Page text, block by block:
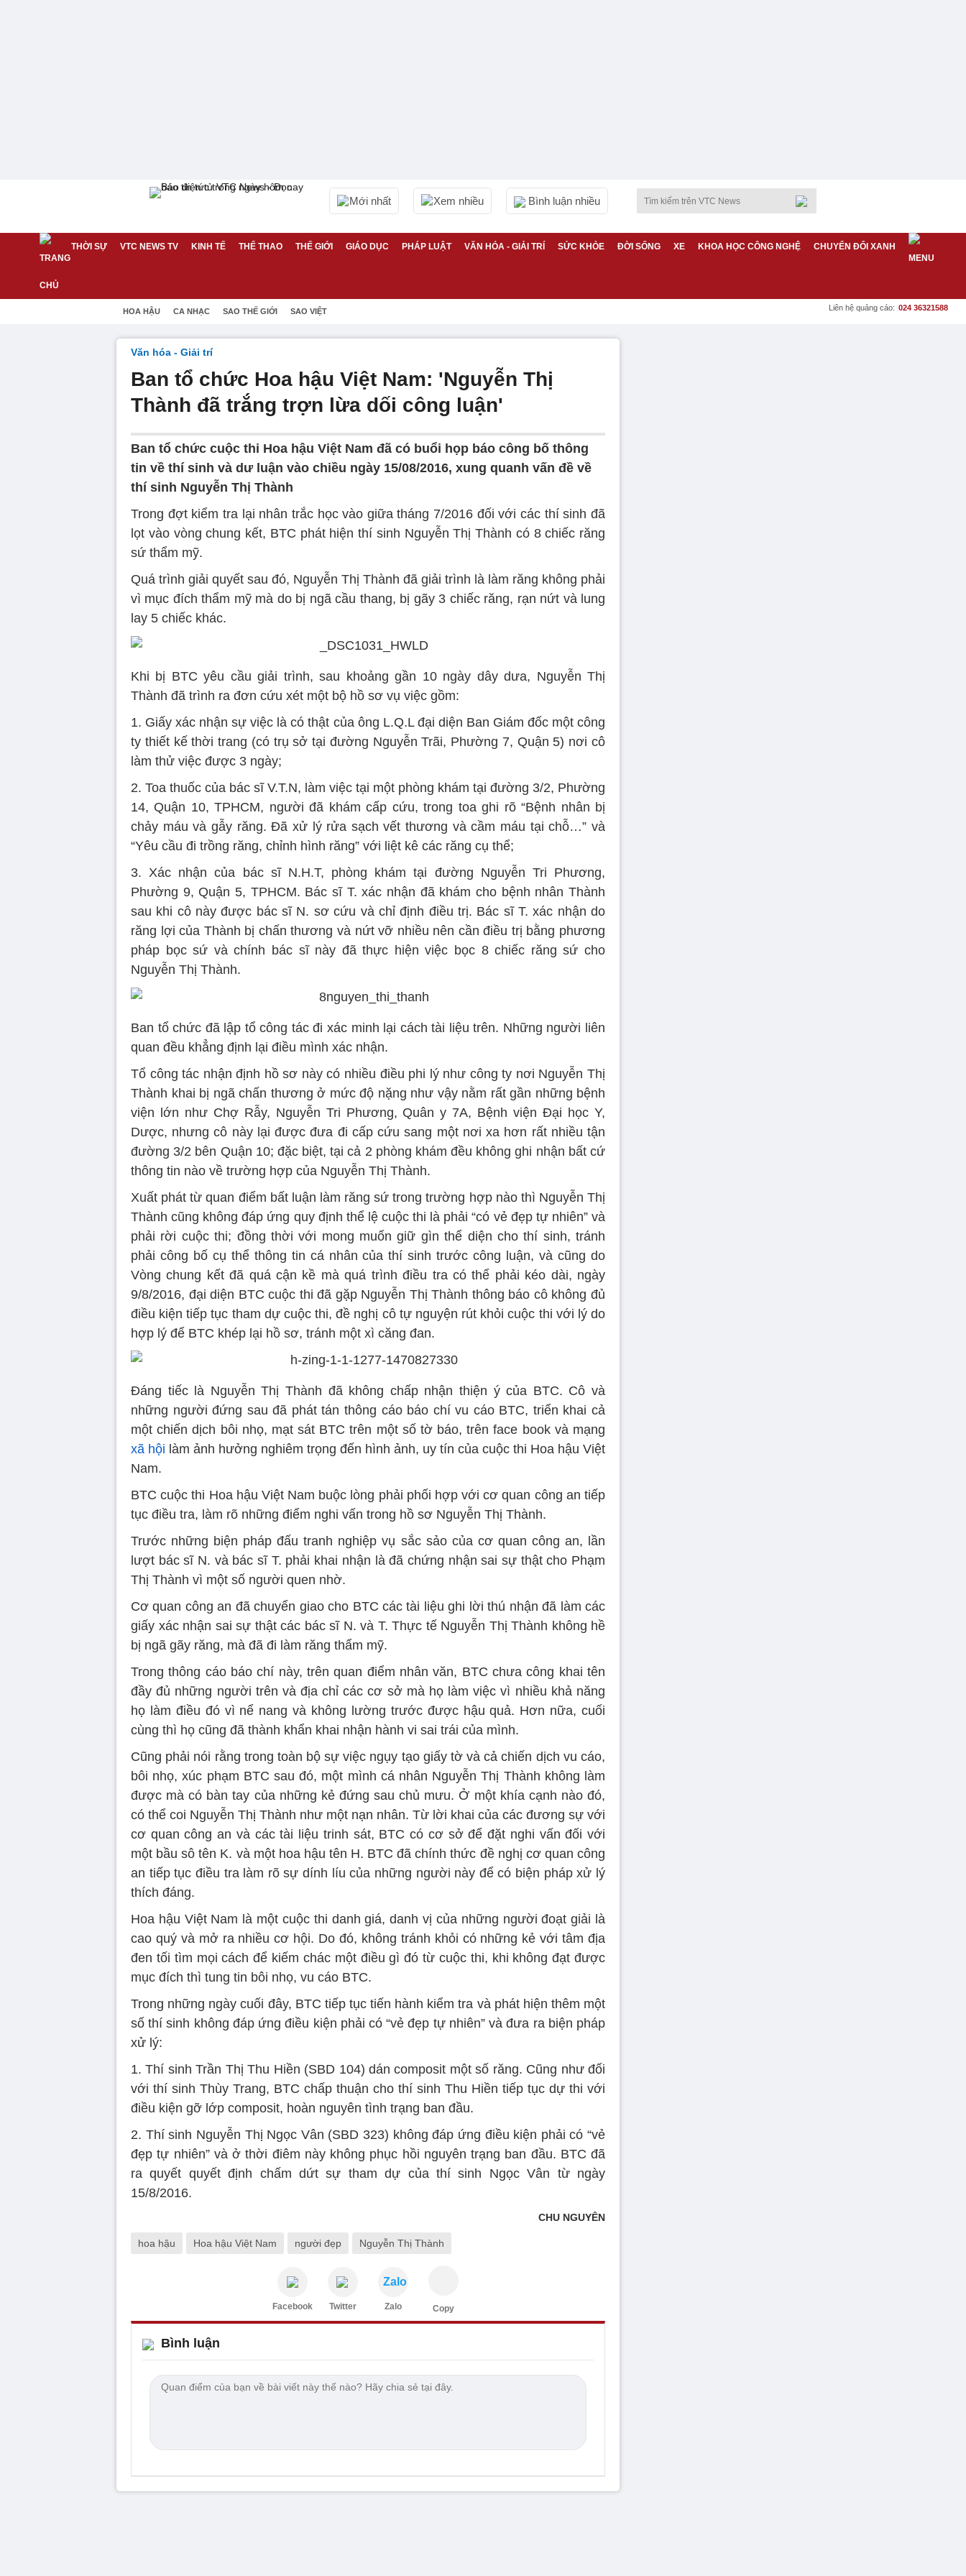
Mới nhất Xem nhiều Bình luận nhiều
THỜI SỰ VTC NEWS TV KINH TẾ THỂ THAO THẾ GIỚI GIÁO DỤC PHÁP LUẬT VĂN HÓA - GIẢI TRÍ SỨC KHỎE ĐỜI SỐNG XE KHOA HỌC CÔNG NGHỆ CHUYỂN ĐỔI XANH
HOA HẬU CA NHẠC SAO THẾ GIỚI SAO VIỆT Liên hệ quảng cáo: 024 36321588
Văn hóa - Giải trí
Ban tổ chức Hoa hậu Việt Nam: 'Nguyễn Thị
Thành đã trắng trợn lừa dối công luận'
Ban tổ chức cuộc thi Hoa hậu Việt Nam đã có buổi họp báo công bố thông
tin về thí sinh và dư luận vào chiều ngày 15/08/2016, xung quanh vấn đề về
thí sinh Nguyễn Thị Thành
Trong đợt kiểm tra lại nhân trắc học vào giữa tháng 7/2016 đối với các thí sinh đã
lọt vào vòng chung kết, BTC phát hiện thí sinh Nguyễn Thị Thành có 8 chiếc răng
sứ thẩm mỹ.
Quá trình giải quyết sau đó, Nguyễn Thị Thành đã giải trình là làm răng không phải
vì mục đích thẩm mỹ mà do bị ngã cầu thang, bị gãy 3 chiếc răng, rạn nứt và lung
lay 5 chiếc khác.
Khi bị BTC yêu cầu giải trình, sau khoảng gần 10 ngày dây dưa, Nguyễn Thị
Thành đã trình ra đơn cứu xét một bộ hồ sơ vụ việc gồm:
1. Giấy xác nhận sự việc là có thật của ông L.Q.L đại diện Ban Giám đốc một công
ty thiết kế thời trang (có trụ sở tại đường Nguyễn Trãi, Phường 7, Quận 5) nơi cô
làm thử việc được 3 ngày;
2. Toa thuốc của bác sĩ V.T.N, làm việc tại một phòng khám tại đường 3/2, Phường
14, Quận 10, TPHCM, người đã khám cấp cứu, trong toa ghi rõ “Bệnh nhân bị
chảy máu và gẫy răng. Đã xử lý rửa sạch vết thương và cầm máu tại chỗ…” và
“Yêu cầu đi trồng răng, chỉnh hình răng” với liệt kê các răng cụ thể;
3. Xác nhận của bác sĩ N.H.T, phòng khám tại đường Nguyễn Tri Phương,
Phường 9, Quận 5, TPHCM. Bác sĩ T. xác nhận đã khám cho bệnh nhân Thành
sau khi cô này được bác sĩ N. sơ cứu và chỉ định điều trị. Bác sĩ T. xác nhận do
răng lợi của Thành bị chấn thương và nứt vỡ nhiều nên cần điều trị bằng phương
pháp bọc sứ và chính bác sĩ này đã thực hiện việc bọc 8 chiếc răng sứ cho
Nguyễn Thị Thành.
Ban tổ chức đã lập tổ công tác đi xác minh lại cách tài liệu trên. Những người liên
quan đều khẳng định lại điều mình xác nhận.
Tổ công tác nhận định hồ sơ này có nhiều điều phi lý như công ty nơi Nguyễn Thị
Thành khai bị ngã chấn thương ở mức độ nặng như vậy nằm rất gần những bệnh
viện lớn như Chợ Rẫy, Nguyễn Tri Phương, Quân y 7A, Bệnh viện Đại học Y,
Dược, nhưng cô này lại được đưa đi cấp cứu sang một nơi xa hơn rất nhiều tận
đường 3/2 bên Quận 10; đặc biệt, tại cả 2 phòng khám đều không ghi nhận bất cứ
thông tin nào về trường hợp của Nguyễn Thị Thành.
Xuất phát từ quan điểm bất luận làm răng sứ trong trường hợp nào thì Nguyễn Thị
Thành cũng không đáp ứng quy định thể lệ cuộc thi là phải “có vẻ đẹp tự nhiên” và
phải rời cuộc thi; đồng thời với mong muốn giữ gìn thể diện cho thí sinh, tránh
phải công bố cụ thể thông tin cá nhân của thí sinh trước công luận, và cũng do
Vòng chung kết đã quá cận kề mà quá trình điều tra có thể phải kéo dài, ngày
9/8/2016, đại diện BTC cuộc thi đã gặp Nguyễn Thị Thành thông báo cô không đủ
điều kiện tiếp tục tham dự cuộc thi, đề nghị cô tự nguyện rút khỏi cuộc thi với lý do
hợp lý để BTC khép lại hồ sơ, tránh một xì căng đan.
Đáng tiếc là Nguyễn Thị Thành đã không chấp nhận thiện ý của BTC. Cô và
những người đứng sau đã phát tán thông cáo báo chí vu cáo BTC, triển khai cả
một chiến dịch bôi nhọ, mạt sát BTC trên một số tờ báo, trên face book và mạng
xã hội làm ảnh hưởng nghiêm trọng đến hình ảnh, uy tín của cuộc thi Hoa hậu Việt
Nam.
BTC cuộc thi Hoa hậu Việt Nam buộc lòng phải phối hợp với cơ quan công an tiếp
tục điều tra, làm rõ những điểm nghi vấn trong hồ sơ Nguyễn Thị Thành.
Trước những biện pháp đấu tranh nghiệp vụ sắc sảo của cơ quan công an, lần
lượt bác sĩ N. và bác sĩ T. phải khai nhận là đã chứng nhận sai sự thật cho Phạm
Thị Thành vì một số người quen nhờ.
Cơ quan công an đã chuyển giao cho BTC các tài liệu ghi lời thú nhận đã làm các
giấy xác nhận sai sự thật các bác sĩ N. và T. Thực tế Nguyễn Thị Thành không hề
bị ngã gãy răng, mà đã đi làm răng thẩm mỹ.
Trong thông cáo báo chí này, trên quan điểm nhân văn, BTC chưa công khai tên
đầy đủ những người trên và địa chỉ các cơ sở mà họ làm việc vì nhiều khả năng
họ làm điều đó vì nể nang và không lường trước được hậu quả. Hơn nữa, cuối
cùng thì họ cũng đã thành khẩn khai nhận hành vi sai trái của mình.
Cũng phải nói rằng trong toàn bộ sự việc ngụy tạo giấy tờ và cả chiến dịch vu cáo,
bôi nhọ, xúc phạm BTC sau đó, một mình cá nhân Nguyễn Thị Thành không làm
được mà có bàn tay của những kẻ đứng sau chủ mưu. Ở một khía cạnh nào đó,
có thể coi Nguyễn Thị Thành như một nạn nhân. Từ lời khai của các đương sự với
cơ quan công an và các tài liệu trinh sát, BTC có cơ sở để đặt nghi vấn đối với
một bầu sô tên K. và một hoa hậu tên H. BTC đã chính thức đề nghị cơ quan công
an tiếp tục điều tra làm rõ sự dính líu của những người này để có biện pháp xử lý
thích đáng.
Hoa hậu Việt Nam là một cuộc thi danh giá, danh vị của những người đoạt giải là
cao quý và mở ra nhiều cơ hội. Do đó, không tránh khỏi có những kẻ với tâm địa
đen tối tìm mọi cách để kiếm chác một điều gì đó từ cuộc thi, khi không đạt được
mục đích thì tung tin bôi nhọ, vu cáo BTC.
Trong những ngày cuối đây, BTC tiếp tục tiến hành kiểm tra và phát hiện thêm một
số thí sinh không đáp ứng điều kiện phải có “vẻ đẹp tự nhiên” và đưa ra biện pháp
xử lý:
1. Thí sinh Trần Thị Thu Hiền (SBD 104) dán composit một số răng. Cũng như đối
với thí sinh Thùy Trang, BTC chấp thuận cho thí sinh Thu Hiền tiếp tục dự thi với
điều kiện gỡ lớp composit, hoàn nguyên tình trạng ban đầu.
2. Thí sinh Nguyễn Thị Ngọc Vân (SBD 323) không đáp ứng điều kiện phải có “vẻ
đẹp tự nhiên” và ở thời điêm này không phục hồi nguyên trạng ban đầu. BTC đã
ra quyết quyết định chấm dứt sự tham dự của thí sinh Ngọc Vân từ ngày
15/8/2016.
CHU NGUYÊN
hoa hậu Hoa hậu Việt Nam người đẹp Nguyễn Thị Thành
Facebook Twitter
Zalo
Zalo Copy
Bình luận